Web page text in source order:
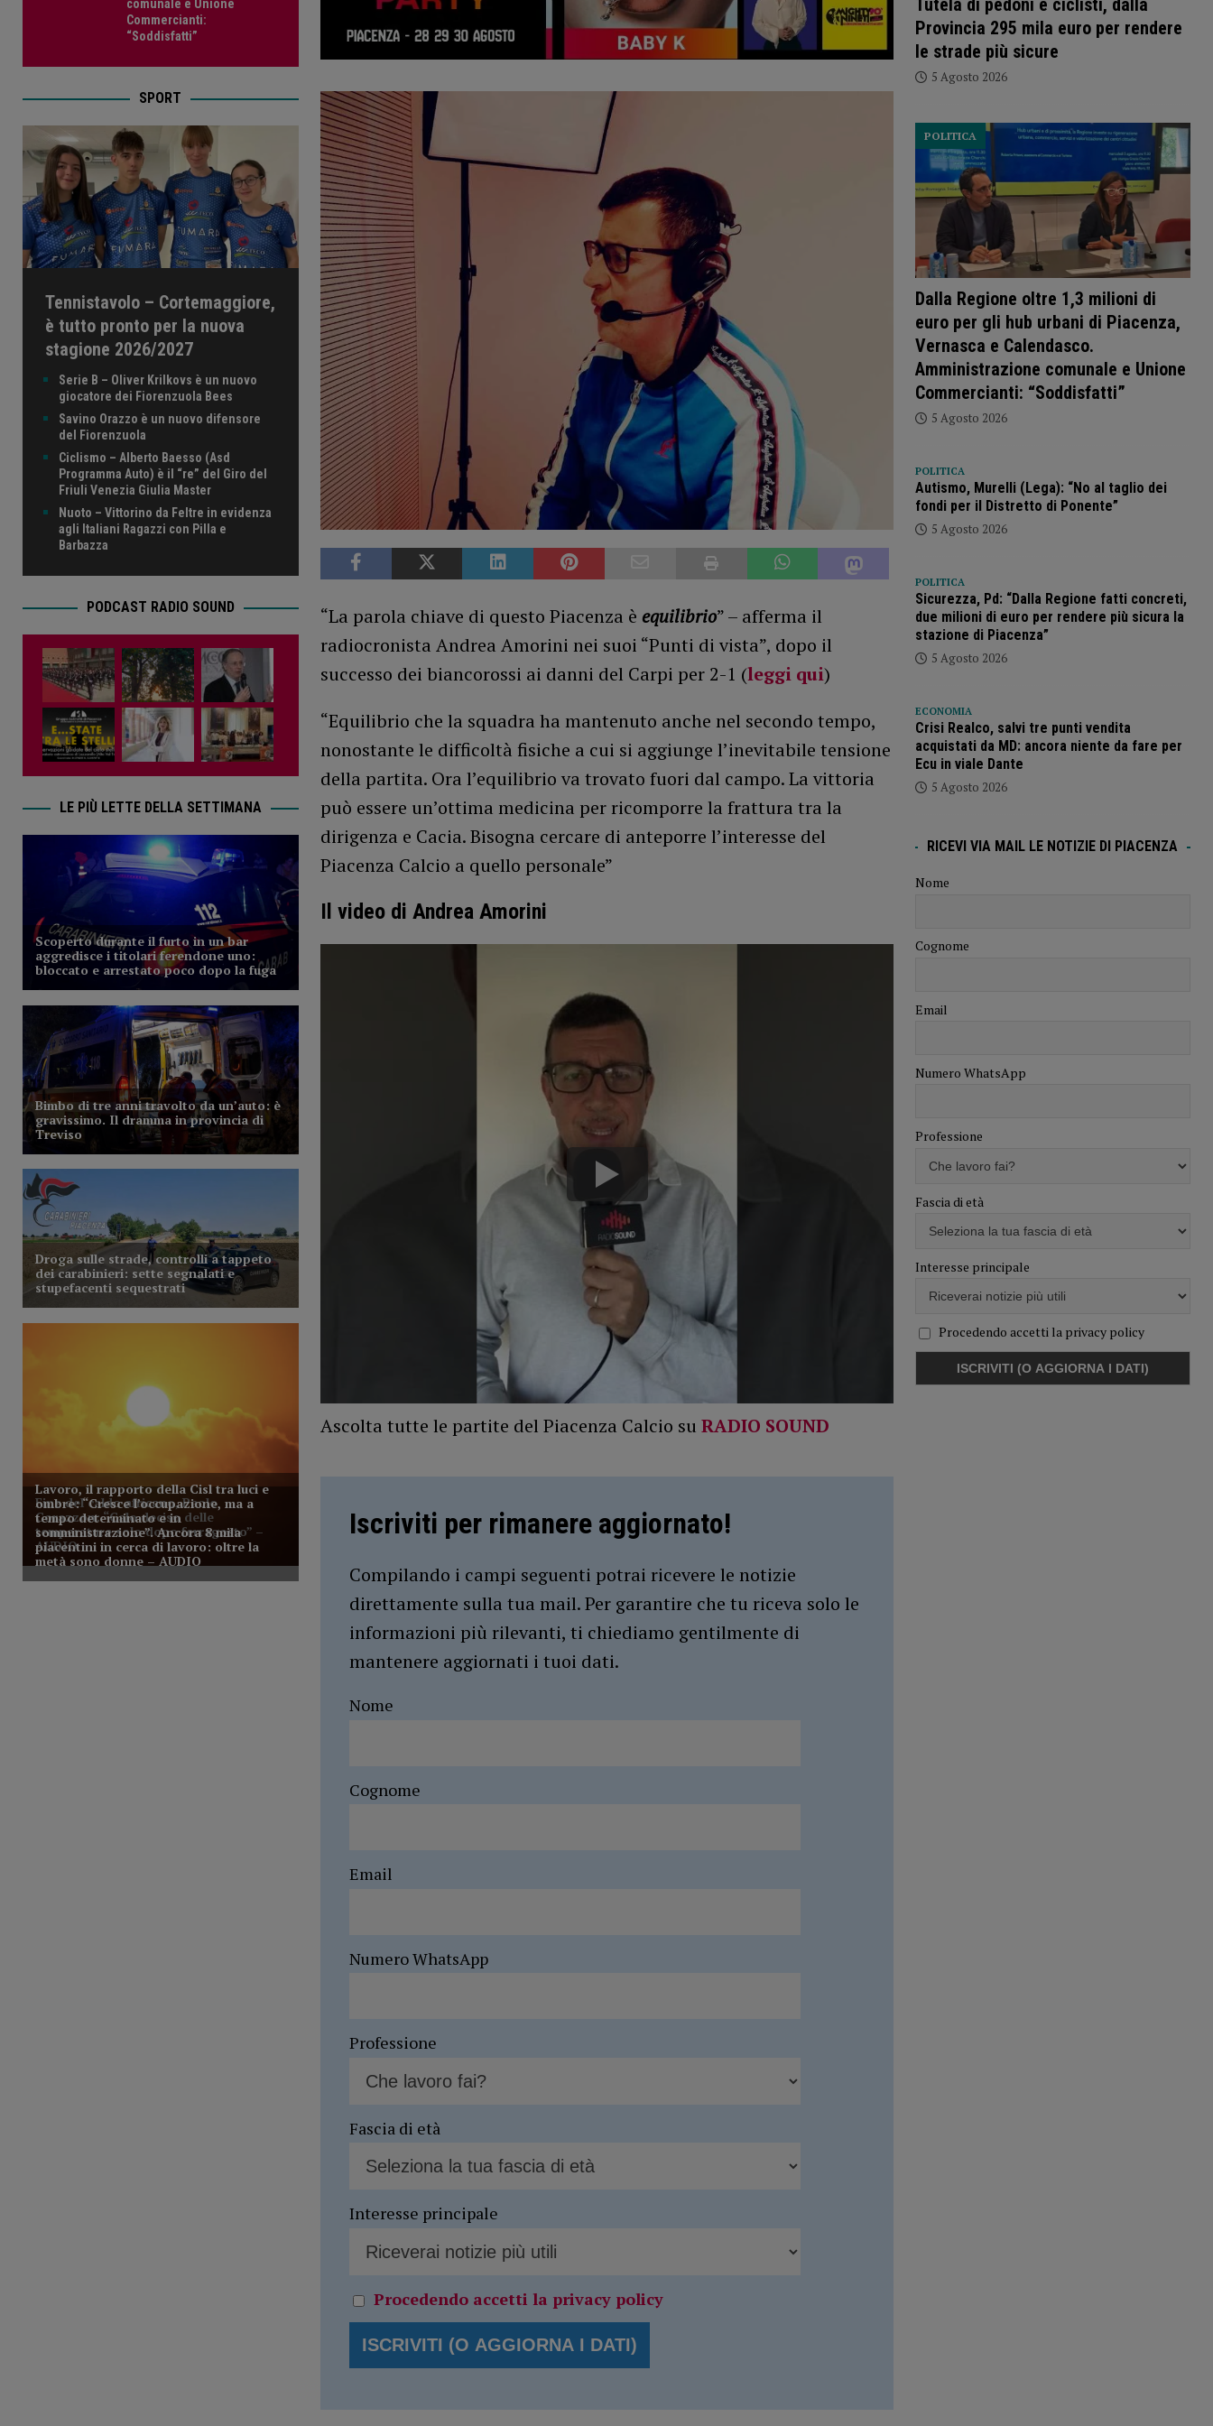
“La parola chiave di questo Piacenza è equilibrio” – afferma il
radiocronista Andrea Amorini nei suoi “Punti di vista”, dopo il
successo dei biancorossi ai danni del Carpi per 2-1 (leggi qui)
“Equilibrio che la squadra ha mantenuto anche nel secondo tempo,
nonostante le difficoltà fisiche a cui si aggiunge l’inevitabile tensione
della partita. Ora l’equilibrio va trovato fuori dal campo. La vittoria
può essere un’ottima medicina per ricomporre la frattura tra la
dirigenza e Cacia. Bisogna cercare di anteporre l’interesse del
Piacenza Calcio a quello personale”
Il video di Andrea Amorini
Ascolta tutte le partite del Piacenza Calcio su RADIO SOUND
Iscriviti per rimanere aggiornato!
Compilando i campi seguenti potrai ricevere le notizie
direttamente sulla tua mail. Per garantire che tu riceva solo le
informazioni più rilevanti, ti chiediamo gentilmente di
mantenere aggiornati i tuoi dati.
Nome
Cognome
Email
Numero WhatsApp
Professione
Fascia di età
Interesse principale
Procedendo accetti la privacy policy
comunale e Unione
Commercianti:
“Soddisfatti”
SPORT
Tennistavolo – Cortemaggiore,
è tutto pronto per la nuova
stagione 2026/2027
Serie B – Oliver Krilkovs è un nuovo
giocatore dei Fiorenzuola Bees
Savino Orazzo è un nuovo difensore
del Fiorenzuola
Ciclismo – Alberto Baesso (Asd
Programma Auto) è il “re” del Giro del
Friuli Venezia Giulia Master
Nuoto – Vittorino da Feltre in evidenza
agli Italiani Ragazzi con Pilla e
Barbazza
PODCAST RADIO SOUND
LE PIÙ LETTE DELLA SETTIMANA
Tutela di pedoni e ciclisti, dalla
Provincia 295 mila euro per rendere
le strade più sicure
5 Agosto 2026
Dalla Regione oltre 1,3 milioni di
euro per gli hub urbani di Piacenza,
Vernasca e Calendasco.
Amministrazione comunale e Unione
Commercianti: “Soddisfatti”
POLITICA
5 Agosto 2026
POLITICA
Autismo, Murelli (Lega): “No al taglio dei
fondi per il Distretto di Ponente”
5 Agosto 2026
POLITICA
Sicurezza, Pd: “Dalla Regione fatti concreti,
due milioni di euro per rendere più sicura la
stazione di Piacenza”
5 Agosto 2026
ECONOMIA
Crisi Realco, salvi tre punti vendita
acquistati da MD: ancora niente da fare per
Ecu in viale Dante
5 Agosto 2026
RICEVI VIA MAIL LE NOTIZIE DI PIACENZA
Nome
Cognome
Email
Numero WhatsApp
Professione
Fascia di età
Interesse principale
Procedendo accetti la privacy policy